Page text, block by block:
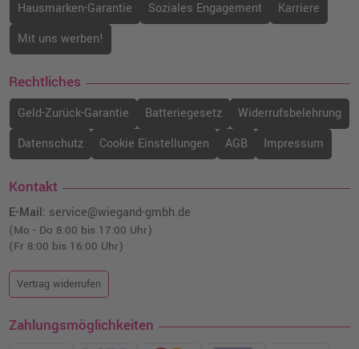
Hausmarken-Garantie
Soziales Engagement
Karriere
Mit uns werben!
Rechtliches
Geld-Zurück-Garantie Batteriegesetz
Widerrufsbelehrung
Datenschutz
Cookie Einstellungen AGB Impressum
Kontakt
E-Mail: service@wiegand-gmbh.de
(Mo - Do 8:00 bis 17:00 Uhr)
(Fr 8:00 bis 16:00 Uhr)
Vertrag widerrufen
Zahlungsmöglichkeiten